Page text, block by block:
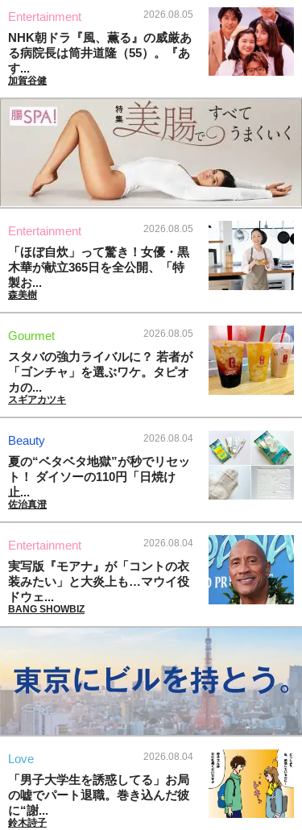
Entertainment 2026.08.05
NHK朝ドラ『風、薫る』の威厳あ
る病院長は筒井道隆（55）。『あ
す...
加賀谷健
Entertainment 2026.08.05
「ほぼ自炊」って驚き！女優・黒
木華が献立365日を全公開、「特
製お...
森美樹
Gourmet 2026.08.05
スタバの強力ライバルに？ 若者が
「ゴンチャ」を選ぶワケ。タピオ
カの...
スギアカツキ
Beauty 2026.08.04
夏の“ベタベタ地獄”が秒でリセッ
ト！ ダイソーの110円「日焼け
止...
佐治真澄
Entertainment 2026.08.04
実写版『モアナ』が「コントの衣
装みたい」と大炎上も…マウイ役
ドウェ...
BANG SHOWBIZ
Love 2026.08.04
「男子大学生を誘惑してる」お局
の嘘でパート退職。巻き込んだ彼
に“謝...
鈴木詩子